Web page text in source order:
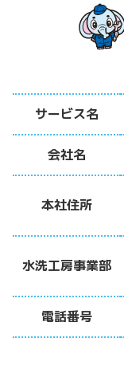
サービス名
会社名
本社住所
水洗工房事業部
電話番号